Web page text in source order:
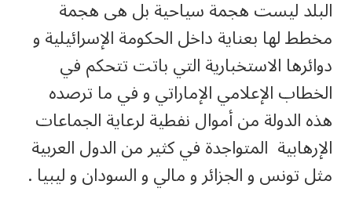
البلد ليست هجمة سياحية بل هى هجمة
مخطط لها بعناية داخل الحكومة الإسرائيلية و
دوائرها الاستخبارية التي باتت تتحكم في
الخطاب الإعلامي الإماراتي و في ما ترصده
هذه الدولة من أموال نفطية لرعاية الجماعات
الإرهابية المتواجدة في كثير من الدول العربية
مثل تونس و الجزائر و مالي و السودان و ليبيا .